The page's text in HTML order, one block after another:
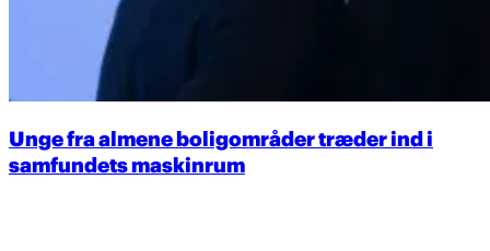
Unge fra almene boligområder træder ind i
samfundets maskinrum